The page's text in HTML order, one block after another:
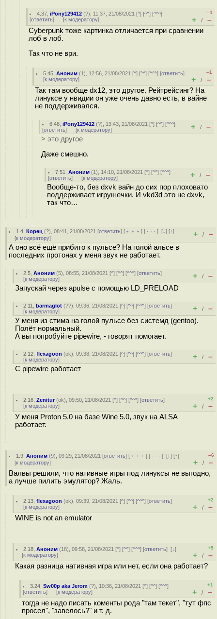
4.37 ,iPony129412 (?), 11:37, 21/08/2021 [^] [^^] [^^^]
[ответить] [к модератору]
–1
+ / –
Cyberpunk тоже картинка отличается при сравнении
лоб в лоб.
Так что не ври.
5.45 ,Аноним (1), 12:56, 21/08/2021 [^] [^^] [^^^] [ответить]
[к модератору]
–1
+ / –
Так там вообще dx12, это другое. Рейтрейсинг? На
линуксе у нвидии он уже очень давно есть, в вайне
не поддерживался.
6.48 ,iPony129412 (?), 13:43, 21/08/2021 [^] [^^] [^^^]
[ответить] [к модератору] + / –
> это другое
Даже смешно.
7.51 ,Аноним (1), 14:10, 21/08/2021 [^] [^^] [^^^]
[ответить] [к модератору] + / –
Вообще-то, без dxvk вайн до сих пор плоховато
поддерживает игрушечки. И vkd3d это не dxvk,
так что…
1.4 ,Корец (?), 08:41, 21/08/2021 [ответить] [ ﹢﹢﹢] [ · · ·][↓] [↑]
[к модератору] + / –
А оно всё ещё прибито к пульсе? На голой альсе в
последних протонах у меня звук не работает.
2.5 ,Аноним (5), 08:55, 21/08/2021 [^] [^^] [^^^] [ответить]
[к модератору] + / –
Запускай через apulse с помощью LD_PRELOAD
2.11 ,barmaglot (??), 09:36, 21/08/2021 [^] [^^] [^^^] [ответить]
[к модератору] + / –
У меня из стима на голой пульсе без системд (gentoo).
Полёт нормальный.
А вы попробуйте pipewire, - говорят помогает.
2.12 ,flexagoon (ok), 09:38, 21/08/2021 [^] [^^] [^^^] [ответить]
[к модератору] + / –
С pipewire работает
2.16 ,Zenitur(ok), 09:50, 21/08/2021 [^] [^^] [^^^] [ответить]
[к модератору]
+2
+ / –
У меня Proton 5.0 на базе Wine 5.0, звук на ALSA
работает.
1.9 ,Аноним (9), 09:29, 21/08/2021 [ответить] [ ﹢﹢﹢] [ · · ·][↓] [↑]
[к модератору]
–6
+ / –
Валвы решили, что нативные игры под линуксы не выгодно,
а лучше пилить эмулятор? Жаль.
2.13 ,flexagoon (ok), 09:39, 21/08/2021 [^] [^^] [^^^] [ответить]
[к модератору]
+2
+ / –
WINE is not an emulator
2.18 ,Аноним (18), 09:58, 21/08/2021 [^] [^^] [^^^] [ответить][↓]
[к модератору]
+5
+ / –
Какая разница нативная игра или нет, если она работает?
3.24 ,Sw00p aka Jerom (?), 10:36, 21/08/2021 [^] [^^] [^^^]
[ответить] [к модератору]
+1
+ / –
тогда не надо писать коменты рода "там текет", "тут фпс
просел", "завелось?" и т. д.